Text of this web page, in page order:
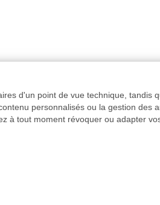
d'un point de vue technique,
personnalisés ou la gestion
à tout moment révoquer ou adapter